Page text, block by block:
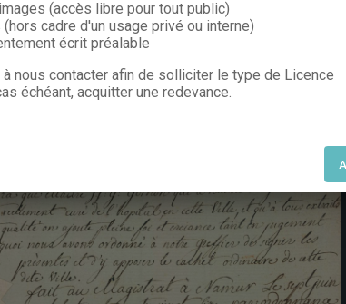
(accès libre pour tout public)
cadre d'un usage privé ou interne)
écrit préalable
nous contacter afin de solliciter le type de Licence
échéant, acquitter une redevance.